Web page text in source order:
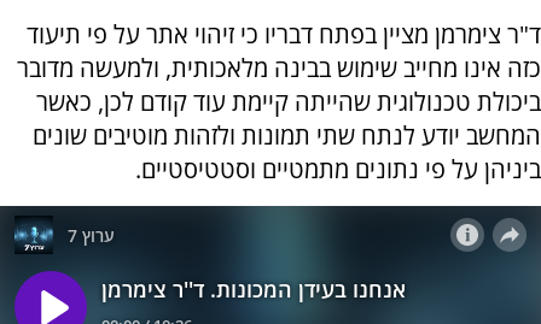
ד"ר צימרמן מציין בפתח דבריו כי זיהוי אתר על פי תיעוד
כזה אינו מחייב שימוש בבינה מלאכותית, ולמעשה מדובר
ביכולת טכנולוגית שהייתה קיימת עוד קודם לכן, כאשר
המחשב יודע לנתח שתי תמונות ולזהות מוטיבים שונים
ביניהן על פי נתונים מתמטיים וסטטיסטיים.